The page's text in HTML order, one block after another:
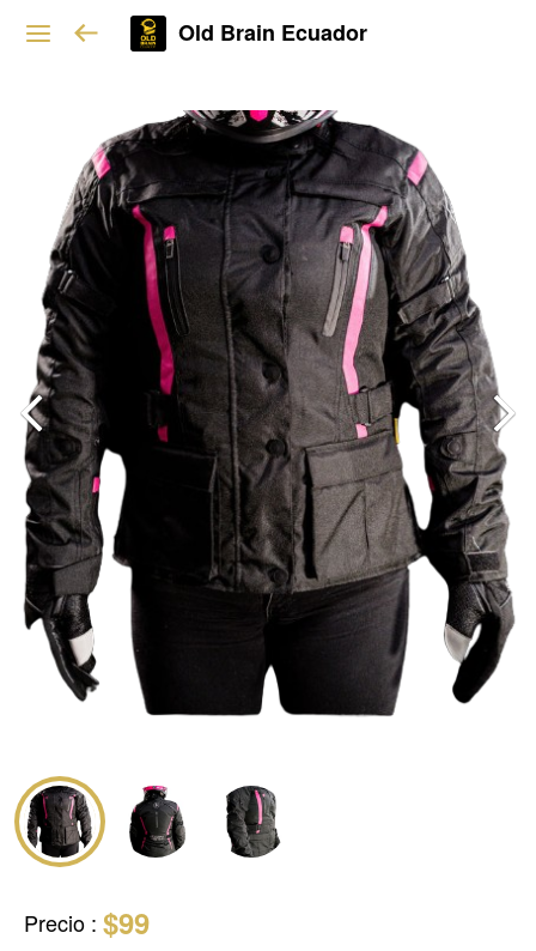
Old Brain Ecuador
Precio : $99